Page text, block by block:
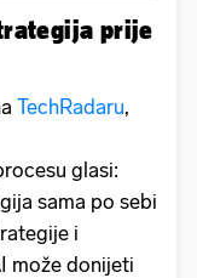
prije
TechRadaru,
glasi:
sama po sebi
i
može donijeti